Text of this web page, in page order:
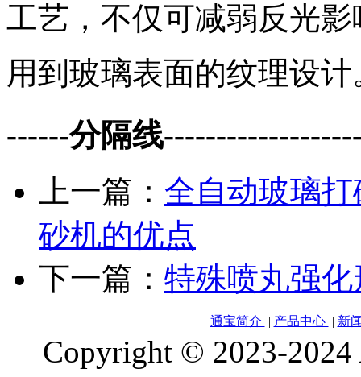
工艺，不仅可减弱反光
用到玻璃表面的纹理设计
------分隔线
上一篇： 全自动玻璃
砂机的优点
下一篇： 特殊喷丸强化
通宝简介 | 产品中心 | 新
Copyright © 2023-